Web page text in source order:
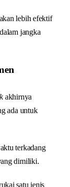
lebih efektif
jangka
akhirnya
ada untuk
terkadang
dimiliki.
satu jenis